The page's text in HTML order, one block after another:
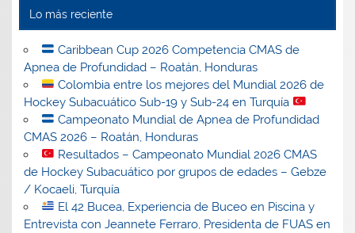
Lo más reciente
Caribbean Cup 2026 Competencia CMAS de
Apnea de Profundidad – Roatán, Honduras
Colombia entre los mejores del Mundial 2026 de
Hockey Subacuático Sub-19 y Sub-24 en Turquía
Campeonato Mundial de Apnea de Profundidad
CMAS 2026 – Roatán, Honduras
Resultados – Campeonato Mundial 2026 CMAS
de Hockey Subacuático por grupos de edades – Gebze
/ Kocaeli, Turquía
El 42 Bucea, Experiencia de Buceo en Piscina y
Entrevista con Jeannete Ferraro, Presidenta de FUAS en